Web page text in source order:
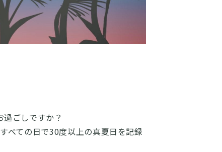
ごしですか？
べての日で30度以上の真夏日を記録